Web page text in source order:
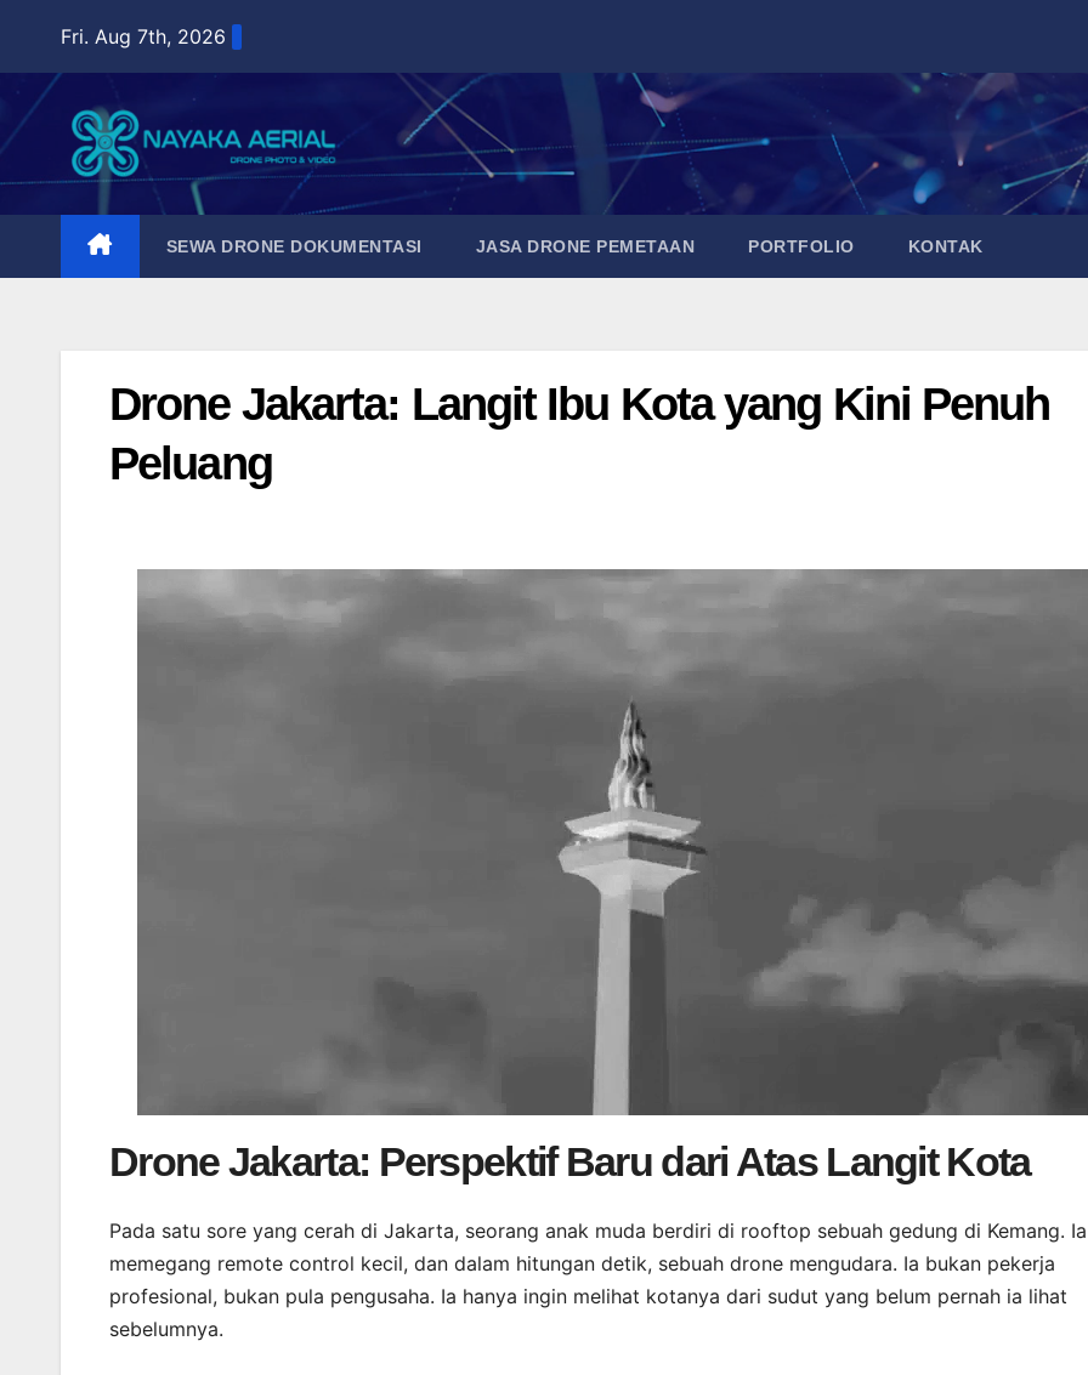
content
Fri. Aug 7th, 2026
SEWA DRONE DOKUMENTASI JASA DRONE PEMETAAN PORTFOLIO KONTAK
Drone Jakarta: Langit Ibu Kota yang Kini Penuh
Peluang
Drone Jakarta: Perspektif Baru dari Atas Langit Kota
Pada satu sore yang cerah di Jakarta, seorang anak muda berdiri di rooftop sebuah gedung di Kemang. Ia
memegang remote control kecil, dan dalam hitungan detik, sebuah drone mengudara. Ia bukan pekerja
profesional, bukan pula pengusaha. Ia hanya ingin melihat kotanya dari sudut yang belum pernah ia lihat
sebelumnya.